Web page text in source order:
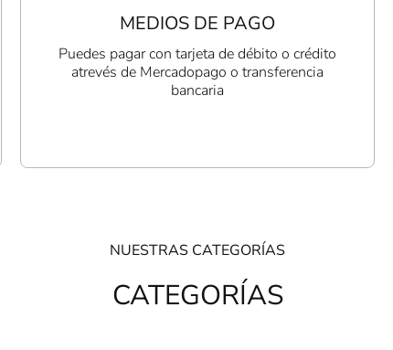
MEDIOS DE PAGO
Puedes pagar con tarjeta de débito o crédito
atrevés de Mercadopago o transferencia
bancaria
NUESTRAS CATEGORÍAS
CATEGORÍAS